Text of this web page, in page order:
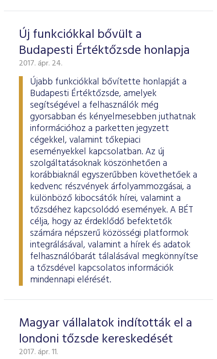
Új funkciókkal bővült a
Budapesti Értéktőzsde honlapja
2017. ápr. 24.
Újabb funkciókkal bővítette honlapját a
Budapesti Értéktőzsde, amelyek
segítségével a felhasználók még
gyorsabban és kényelmesebben juthatnak
információhoz a parketten jegyzett
cégekkel, valamint tőkepiaci
eseményekkel kapcsolatban. Az új
szolgáltatásoknak köszönhetően a
korábbiaknál egyszerűbben követhetőek a
kedvenc részvények árfolyammozgásai, a
különböző kibocsátók hírei, valamint a
tőzsdéhez kapcsolódó események. A BÉT
célja, hogy az érdeklődő befektetők
számára népszerű közösségi platformok
integrálásával, valamint a hírek és adatok
felhasználóbarát tálalásával megkönnyítse
a tőzsdével kapcsolatos információk
mindennapi elérését.
Magyar vállalatok indították el a
londoni tőzsde kereskedését
2017. ápr. 11.